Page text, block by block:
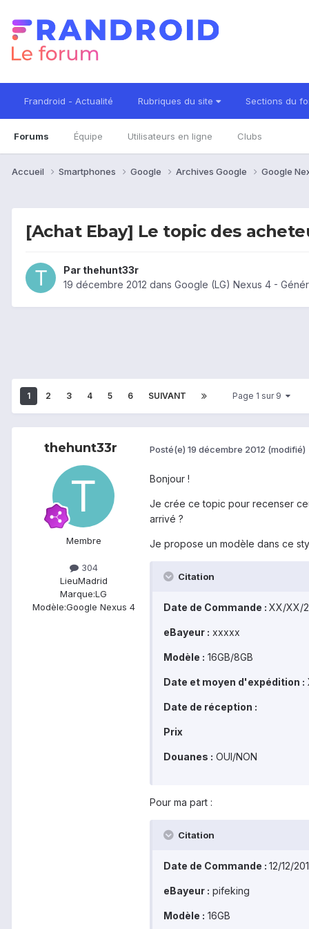
Frandroid - Actualité Rubriques du site Sections du
Forums Équipe Utilisateurs en ligne Clubs
Accueil Smartphones Google Archives Google Google
[Achat Ebay] Le topic des
Par thehunt33r
19 décembre 2012 dans Google (LG) Nexus 4 -
1 2 3 4 5 6 SUIVANT Page 1 sur 9
thehunt33r
Membre
304
LieuMadrid
Marque:LG
Modèle:Google Nexus 4
Posté(e) 19 décembre 2012 (modifié)
Bonjour !
Je crée ce topic pour recenser
arrivé ?
Je propose un modèle dans ce
Citation
Date de Commande : XX/XX/
eBayeur : xxxxx
Modèle : 16GB/8GB
Date et moyen d'expédition :
Date de réception :
Prix
Douanes : OUI/NON
Pour ma part :
Citation
Date de Commande : 12/12/
eBayeur : pifeking
Modèle : 16GB